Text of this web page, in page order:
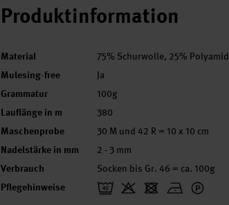
Produktinformation
Material 75% Schurwolle, 25% Polyamid
Mulesing-free Ja
Grammatur 100g
Lauflänge in m 380
Maschenprobe 30 M und 42 R = 10 x 10 cm
Nadelstärke in mm 2 - 3 mm
Verbrauch Socken bis Gr. 46 = ca. 100g
Pflegehinweise